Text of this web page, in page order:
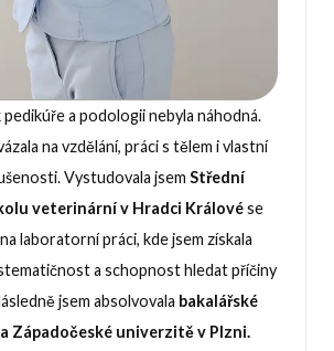
a podologii nebyla náhodná.
na vzdělání, práci s tělem i vlastní
Vystudovala jsem Střední
veterinární v Hradci Královése
laboratorní práci, kde jsem získala
a schopnost hledat příčiny
jsem absolvovala bakalářské
Západočeské univerzitě v Plzni.